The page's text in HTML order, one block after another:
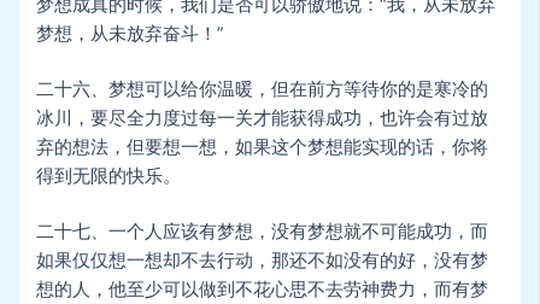
梦想成真的时候，我们是否可以骄傲地说：“我，从未放弃
梦想，从未放弃奋斗！”
二十六、梦想可以给你温暖，但在前方等待你的是寒冷的
冰川，要尽全力度过每一关才能获得成功，也许会有过放
弃的想法，但要想一想，如果这个梦想能实现的话，你将
得到无限的快乐。
二十七、一个人应该有梦想，没有梦想就不可能成功，而
如果仅仅想一想却不去行动，那还不如没有的好，没有梦
想的人，他至少可以做到不花心思不去劳神费力，而有梦